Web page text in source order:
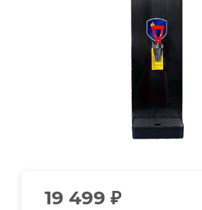
19 499 ₽